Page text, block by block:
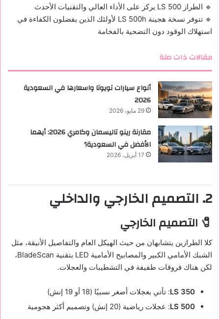
🔹 الطراز LS 500 يركز على الأداء العالي والتقنيات الأحدث
🔹 تتوفر نسخة هجينة LS 500h لأولئك الذين يفضلون الكفاءة في
استهلاك الوقود دون التضحية بالفخامة
مقالات ذات صلة
أنواع سيارات تويوتا واسعارها في السعودية
2026
29 مايو، 2026
مقارنة رينو تاليسمان وكامري 2026: أيهما
الأفضل في السعودية؟
17 أبريل، 2026
2. التصميم الخارجي والداخلي
🧷 التصميم الخارجي
كلا الطرازين يتشابهان من حيث الهيكل العام والتفاصيل الأنيقة، مثل
الشبك الأمامي الكبير والمصابيح الأمامية LED بتقنية BladeScan،
لكن هناك فروقات طفيفة في التشطيبات والعجلات.
LS 350: تأتي بعجلات أصغر نسبيًا (18 أو 19 إنش)
LS 500: عجلات رياضية (20 إنش) وتصميم أكثر هجومية